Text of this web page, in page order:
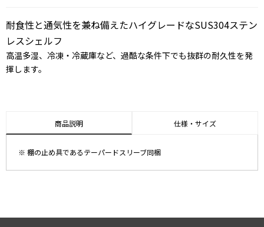
耐食性と通気性を兼ね備えたハイグレードなSUS304ステン
レスシェルフ
高温多湿、冷凍・冷蔵庫など、過酷な条件下でも抜群の耐久性を発
揮します。
商品説明 仕様・サイズ
※ 棚の止め具であるテーパードスリーブ同梱